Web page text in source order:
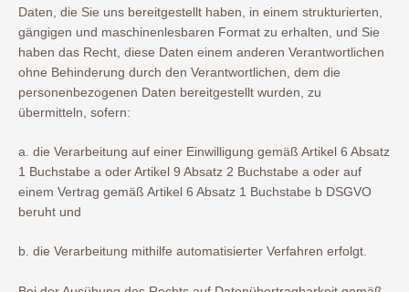
Daten, die Sie uns bereitgestellt haben, in einem strukturierten,
gängigen und maschinenlesbaren Format zu erhalten, und Sie
haben das Recht, diese Daten einem anderen Verantwortlichen
ohne Behinderung durch den Verantwortlichen, dem die
personenbezogenen Daten bereitgestellt wurden, zu
übermitteln, sofern:
a. die Verarbeitung auf einer Einwilligung gemäß Artikel 6 Absatz
1 Buchstabe a oder Artikel 9 Absatz 2 Buchstabe a oder auf
einem Vertrag gemäß Artikel 6 Absatz 1 Buchstabe b DSGVO
beruht und
b. die Verarbeitung mithilfe automatisierter Verfahren erfolgt.